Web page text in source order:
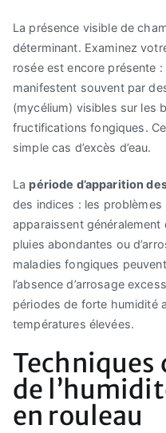
La présence visible de
déterminant. Examinez
rosée est encore présente
manifestent souvent par
(mycélium) visibles sur les
fructifications fongiques.
simple cas d’excès d’eau.
Lapériode d’apparition
des indices : les problèmes
apparaissent
pluies abondantes ou
maladies fongiques
l’absence d’arrosage
périodes de forte humidité
températures élevées.
Techniques
de
en rouleau